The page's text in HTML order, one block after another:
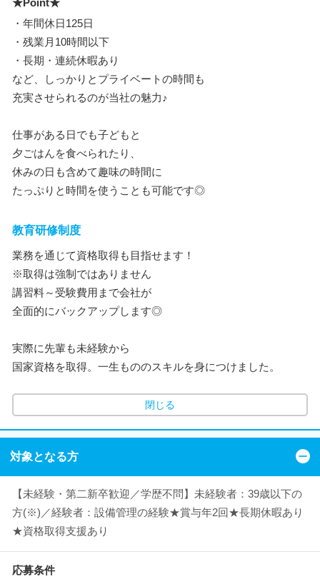
・年間休日125日
・残業月10時間以下
・長期・連続休暇あり
など、しっかりとプライベートの時間も
充実させられるのが当社の魅力♪
仕事がある日でも子どもと
夕ごはんを食べられたり、
休みの日も含めて趣味の時間に
たっぷりと時間を使うことも可能です◎
教育研修制度
業務を通じて資格取得も目指せます！
※取得は強制ではありません
講習料～受験費用まで会社が
全面的にバックアップします◎
実際に先輩も未経験から
国家資格を取得。一生もののスキルを身につけました。
閉じる
対象となる方
【未経験・第二新卒歓迎／学歴不問】未経験者：39歳以下の
方(※)／経験者：設備管理の経験★賞与年2回★長期休暇あり
★資格取得支援あり
応募条件